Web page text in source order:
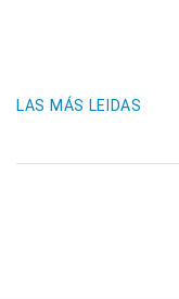
LAS MÁS LEIDAS